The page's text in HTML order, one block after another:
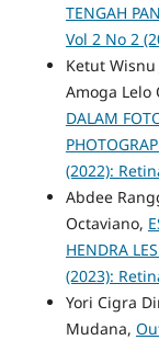
TENGAH
Vol 2 No 2
Ketut Wisnu
Amoga Lelo
DALAM
(2022):
Abdee
Octaviano,
HENDRA
(2023):
Yori Cigra
Mudana,